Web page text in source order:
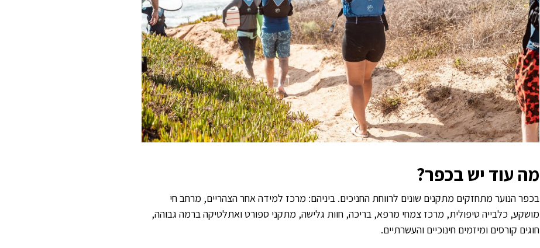
מה עוד יש בכפר?
בכפר הנוער מתחזקים מתקנים שונים לרווחת החניכים. ביניהם: מרכז למידה אחר הצהריים, מרחב חי
מושקע, כלבייה טיפולית, מרכז צמחי מרפא, בריכה, חוות גלישה, מתקני ספורט ואתלטיקה ברמה גבוהה,
חוגים קורסים ומיזמים חינוכיים והעשרתיים.